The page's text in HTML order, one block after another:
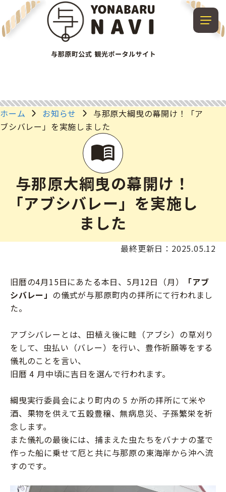
ホーム お知らせ
与那原大綱曳の幕開け！「ア
ブシバレー」を実施しました
与那原大綱曳の幕開け！
「アブシバレー」を実施し
ました
最終更新日：2025.05.12
旧暦の4月15日にあたる本日、5月12日（月）
「アブ
シバレー」 の儀式が与那原町内の拝所にて行われまし
た。
アブシバレーとは、田植え後に畦（アブシ）の草刈り
をして、虫払い（バレー）を行い、豊作祈願等をする
儀礼のことを言い、
旧暦 4 月中頃に吉日を選んで行われます。
綱曳実行委員会により町内の 5 か所の拝所にて米や
酒、果物を供えて五穀豊穣、無病息災、子孫繁栄を祈
念します。
また儀礼の最後には、捕まえた虫たちをバナナの茎で
作った船に乗せて厄と共に与那原の東海岸から沖へ流
すのです。